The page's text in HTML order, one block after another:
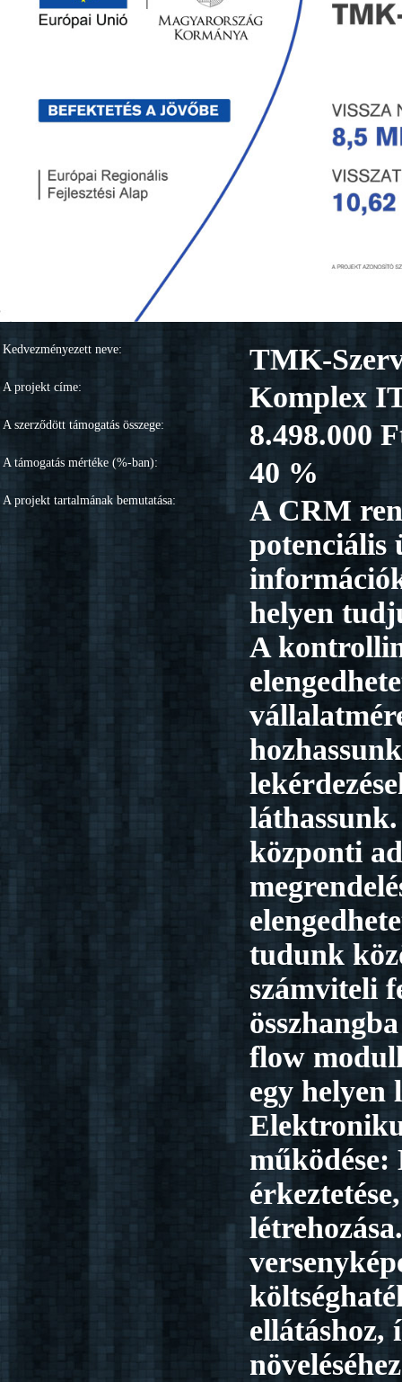
Kedvezményezett neve: TMK-
A projekt címe: Komplex
A szerződött támogatás összege: 8.498.000
A támogatás mértéke (%-ban): 40 %
A projekt tartalmának bemutatása:
A CRM
potenciális
helyen
A
központi
tudunk
számviteli
flow
egy
ellátáshoz,